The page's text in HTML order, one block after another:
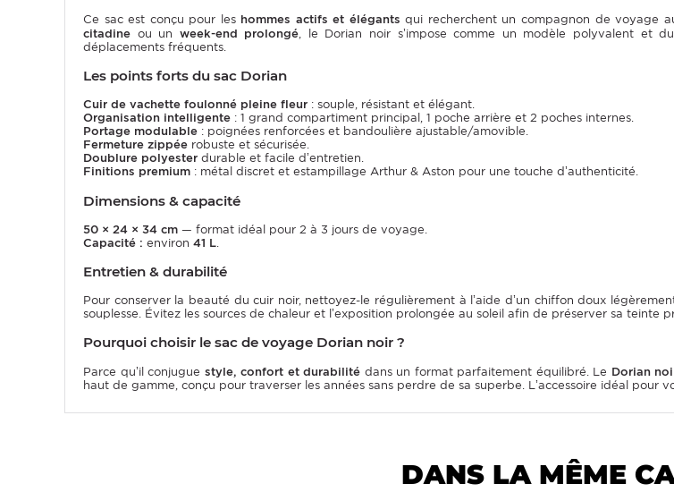
Ce sac est conçu pour les hommes actifs et élégants qui recherchent un compagnon de voyage
citadine ou un week-end prolongé, le Dorian noir s’impose comme un modèle polyvalent et
déplacements fréquents.
Les points forts du sac Dorian
Cuir de vachette foulonné pleine fleur : souple, résistant et élégant.
Organisation intelligente : 1 grand compartiment principal, 1 poche arrière et 2 poches internes.
Portage modulable : poignées renforcées et bandoulière ajustable/amovible.
Fermeture zippée robuste et sécurisée.
Doublure polyester durable et facile d’entretien.
Finitions premium : métal discret et estampillage Arthur & Aston pour une touche d’authenticité.
Dimensions & capacité
50 × 24 × 34 cm — format idéal pour 2 à 3 jours de voyage.
Capacité : environ 41 L
Entretien & durabilité
Pour conserver la beauté du cuir noir, nettoyez-le régulièrement à l’aide d’un chiffon doux
souplesse. Évitez les sources de chaleur et l’exposition prolongée au soleil afin de préserver sa teinte
Pourquoi choisir le sac de voyage Dorian noir ?
Parce qu’il conjugue style, confort et durabilité dans un format parfaitement équilibré. Le Dorian
haut de gamme, conçu pour traverser les années sans perdre de sa superbe. L’accessoire idéal pour
DANS LA MÊME